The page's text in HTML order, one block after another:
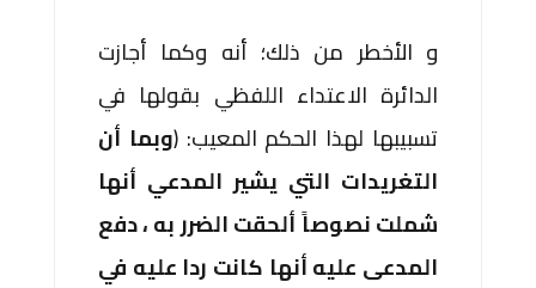
و الأخطر من ذلك؛ أنه وكما أجازت
الدائرة الاعتداء اللفظي بقولها في
تسبيبها لهذا الحكم المعيب: (وبما أن
التغريدات التي يشير المدعي أنها
شملت نصوصاً ألحقت الضرر به ، دفع
المدعى عليه أنها كانت ردا عليه في